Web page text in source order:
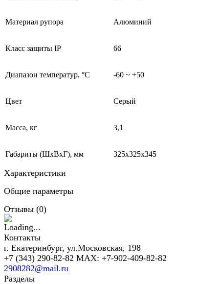
Материал рупора Алюминий
Класс защиты IP 66
Диапазон температур, °С -60 ~ +50
Цвет Серый
Масса, кг 3,1
Габариты (ШхВхГ), мм 325х325х345
Характеристики
Общие параметры
Отзывы (0)
Контакты
г. Екатеринбург, ул.Московская, 198
+7 (343) 290-82-82 MAX: +7-902-409-82-82
2908282@mail.ru
Разделы